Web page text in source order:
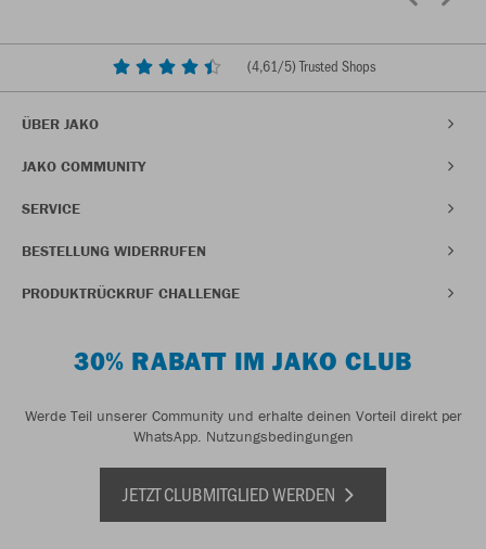
(4,61/5) Trusted Shops
ÜBER JAKO
JAKO COMMUNITY
SERVICE
BESTELLUNG WIDERRUFEN
PRODUKTRÜCKRUF CHALLENGE
30% RABATT IM JAKO CLUB
Werde Teil unserer Community und erhalte deinen Vorteil direkt per
WhatsApp. Nutzungsbedingungen
JETZT CLUBMITGLIED WERDEN